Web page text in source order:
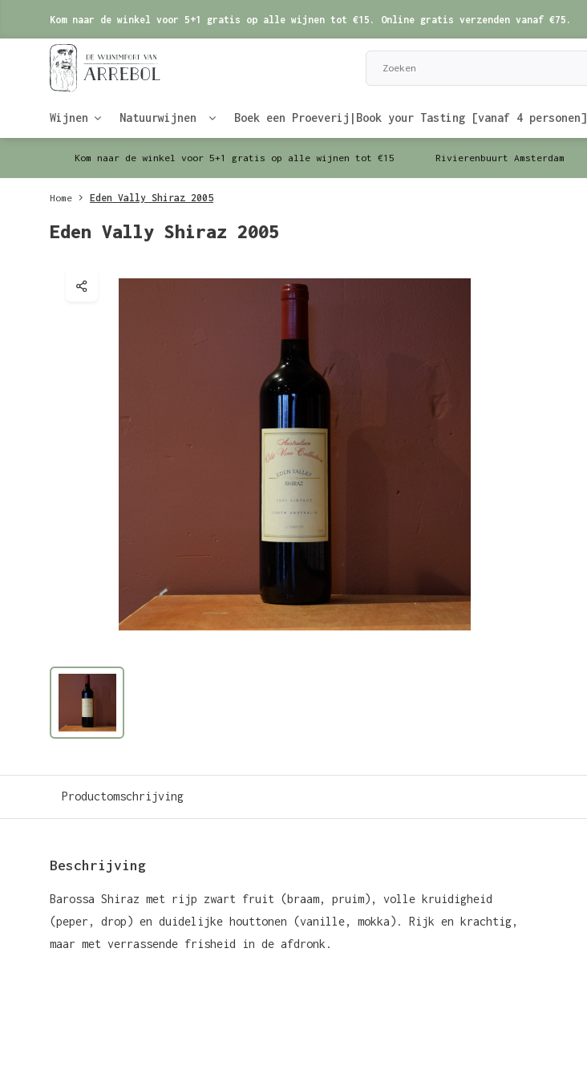
Kom naar de winkel voor 5+1 gratis op alle wijnen tot €15. Online gratis verzenden vanaf €75.
Wijnen Natuurwijnen Boek een Proeverij|Book your Tasting [vanaf 4 personen]
Kom naar de winkel voor 5+1 gratis op alle wijnen tot €15 Rivierenbuurt Amsterdam
Home Eden Vally Shiraz 2005
Eden Vally Shiraz 2005
Productomschrijving
Beschrijving
Barossa Shiraz met rijp zwart fruit (braam, pruim), volle kruidigheid
(peper, drop) en duidelijke houttonen (vanille, mokka). Rijk en krachtig,
maar met verrassende frisheid in de afdronk.